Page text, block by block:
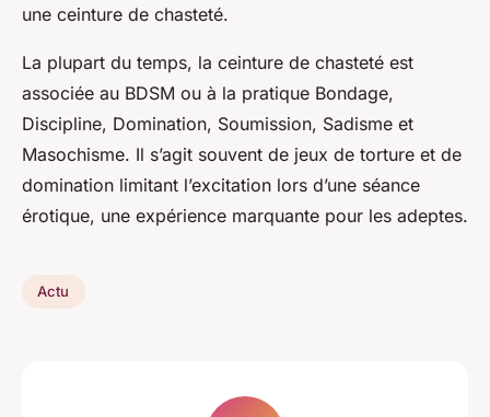
une ceinture de chasteté.
La plupart du temps, la ceinture de chasteté est
associée au BDSM ou à la pratique Bondage,
Discipline, Domination, Soumission, Sadisme et
Masochisme. Il s’agit souvent de jeux de torture et de
domination limitant l’excitation lors d’une séance
érotique, une expérience marquante pour les adeptes.
Actu